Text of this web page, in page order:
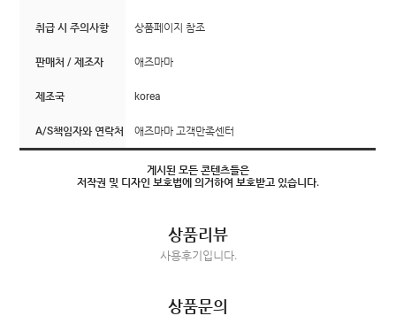
취급 시 주의사항 상품페이지 참조
판매처 / 제조자 애즈마마
제조국 korea
A/S책임자와 연락처 애즈마마 고객만족센터
게시된 모든 콘텐츠들은
저작권 및 디자인 보호법에 의거하여 보호받고 있습니다.
상품리뷰
사용후기입니다.
상품문의